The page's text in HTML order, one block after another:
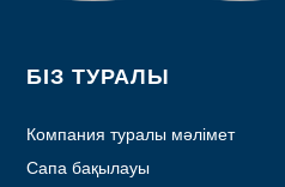
БІЗ ТУРАЛЫ
Компания туралы мәлімет
Сапа бақылауы